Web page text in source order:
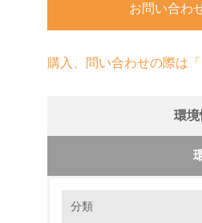
お問い合わ
購入、問い合わせの際は
環境
分類